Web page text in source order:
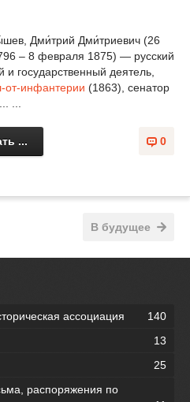
Дми́трий Дми́триевич (26
– 8 февраля 1875) — русский
и государственный деятель,
от-инфантерии (1863), сенатор
...
0
...
В будущее
ассоциация
140
13
25
распоряжения по